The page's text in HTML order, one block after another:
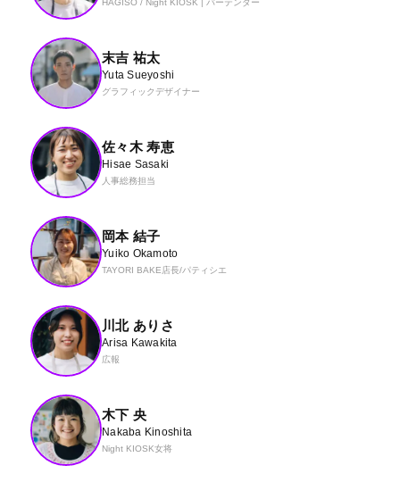
末吉 祐太
Yuta Sueyoshi
グラフィックデザイナー
佐々木 寿恵
Hisae Sasaki
人事総務担当
岡本 結子
Yuiko Okamoto
TAYORI BAKE店長/パティシエ
川北 ありさ
Arisa Kawakita
広報
木下 央
Nakaba Kinoshita
Night KIOSK女将